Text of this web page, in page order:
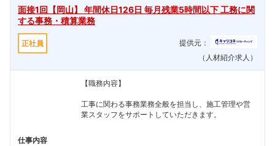
面接1回【岡山】 年間休日126日 毎月残業5時間以下 工務に関
する事務・積算業務
正社員
提供元：
（人材紹介求人）
仕事内容
【職務内容】
工事に関わる事務業務全般を担当し、施工管理や営
業スタッフをサポートしていただきます。